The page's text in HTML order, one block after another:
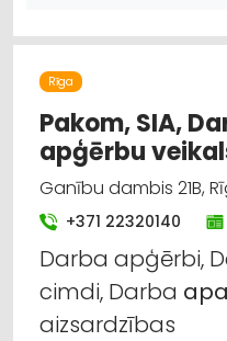
APDARES MATERIĀLI:
CELTNIECĪBAS UN REMONTA
Rīga
Pakom, SIA,
apģērbu
Ganību dambis 21B,
+371 22320140
Darba apģērbi,
cimdi, Darba
aizsardzības